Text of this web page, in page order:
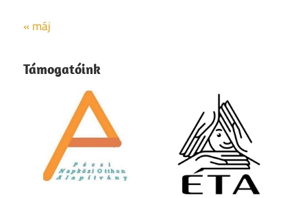
« máj
Támogatóink